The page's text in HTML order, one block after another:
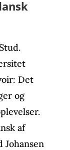
Det
og
af
Johansen